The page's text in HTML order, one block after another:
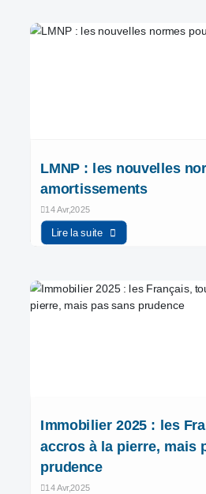
LMNP : les nouvelles
amortissements
14 Avr,2025
Lire la suite
Immobilier 2025 : les
accros à la pierre, mais
prudence
14 Avr,2025